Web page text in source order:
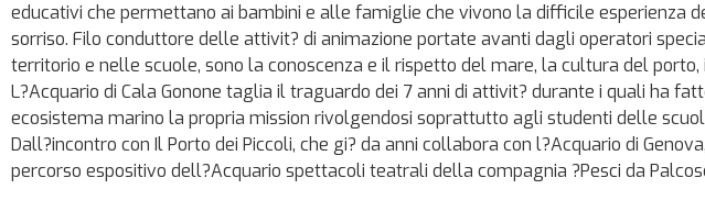
educativi che permettano ai bambini e alle famiglie che vivono la difficile esperienza
sorriso. Filo conduttore delle attivit? di animazione portate avanti dagli operatori
territorio e nelle scuole, sono la conoscenza e il rispetto del mare, la cultura del
L?Acquario di Cala Gonone taglia il traguardo dei 7 anni di attivit? durante i quali ha
ecosistema marino la propria mission rivolgendosi soprattutto agli studenti delle
Dall?incontro con Il Porto dei Piccoli, che gi? da anni collabora con l?Acquario di
percorso espositivo dell?Acquario spettacoli teatrali della compagnia ?Pesci da